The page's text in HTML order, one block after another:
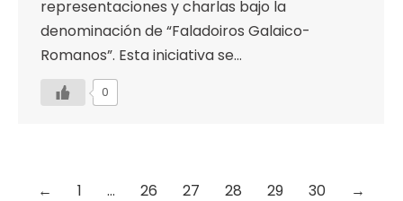
representaciones y charlas bajo la
denominación de “Faladoiros Galaico-
Romanos”. Esta iniciativa se…
0
← 1 … 26 27 28 29 30 →